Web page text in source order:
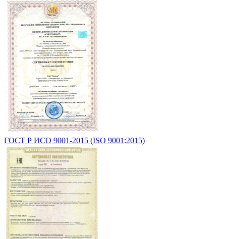
ГОСТ Р ИСО 9001-2015 (ISO 9001:2015)